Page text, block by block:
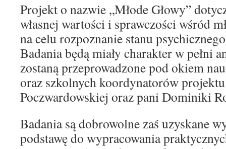
Projekt o nazwie „Młode Głowy”
własnej wartości i sprawczości wśród
na celu rozpoznanie stanu
Badania będą miały charakter w pełni
zostaną przeprowadzone pod okiem
oraz szkolnych koordynatorów
Poczwardowskiej oraz pani Dominiki
Badania są dobrowolne zaś uzyskane
podstawę do wypracowania